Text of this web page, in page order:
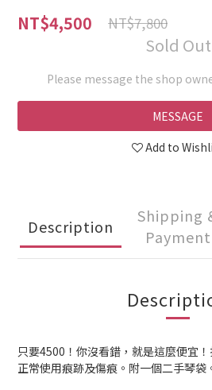
NT$4,500 NT$7,800
Sold Out
Please message the shop
MESSAGE
Add to
Description
Shipping
Payment
只要4500！你沒看錯，就是這麼便宜
正常使用痕跡及傷痕。附一個二手琴袋